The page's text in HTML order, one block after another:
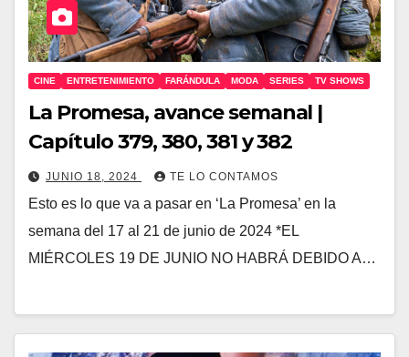
CINE ENTRETENIMIENTO FARÁNDULA MODA SERIES TV SHOWS
La Promesa, avance semanal |
Capítulo 379, 380, 381 y 382
JUNIO 18, 2024 TE LO CONTAMOS
Esto es lo que va a pasar en ‘La Promesa’ en la
semana del 17 al 21 de junio de 2024 *EL
MIÉRCOLES 19 DE JUNIO NO HABRÁ DEBIDO A…